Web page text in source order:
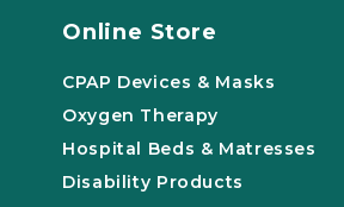
Online Store
CPAP Devices & Masks
Oxygen Therapy
Hospital Beds & Matresses
Disability Products